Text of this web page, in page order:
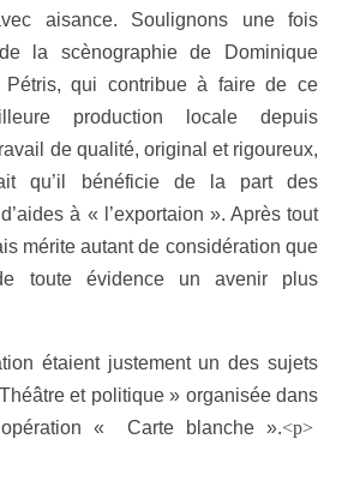
aisance. Soulignons une fois
la scènographie de Dominique
Pétris, qui contribue à faire de ce
production locale depuis
de qualité, original et rigoureux,
qu’il bénéficie de la part des
à « l’exportaion ». Après tout
mérite autant de considération que
toute évidence un avenir plus
étaient justement un des sujets
et politique » organisée dans
« Carte blanche ».<p>